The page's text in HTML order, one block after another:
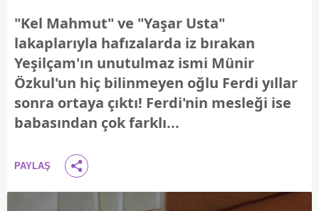
"Kel Mahmut" ve "Yaşar Usta"
lakaplarıyla hafızalarda iz bırakan
Yeşilçam'ın unutulmaz ismi Münir
Özkul'un hiç bilinmeyen oğlu Ferdi yıllar
sonra ortaya çıktı! Ferdi'nin mesleği ise
babasından çok farklı...
PAYLAŞ